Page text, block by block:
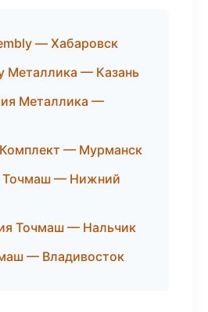
— Хабаровск
Металлика — Казань
Металлика —
— Мурманск
Точмаш — Нижний
Точмаш — Нальчик
— Владивосток